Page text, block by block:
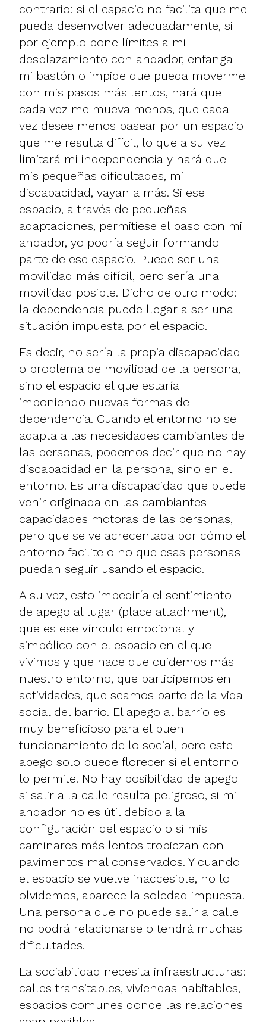
contrario: si el espacio no facilita que me
pueda desenvolver adecuadamente, si
por ejemplo pone límites a mi
desplazamiento con andador, enfanga
mi bastón o impide que pueda moverme
con mis pasos más lentos, hará que
cada vez me mueva menos, que cada
vez desee menos pasear por un espacio
que me resulta difícil, lo que a su vez
limitará mi independencia y hará que
mis pequeñas dificultades, mi
discapacidad, vayan a más. Si ese
espacio, a través de pequeñas
adaptaciones, permitiese el paso con mi
andador, yo podría seguir formando
parte de ese espacio. Puede ser una
movilidad más difícil, pero sería una
movilidad posible. Dicho de otro modo:
la dependencia puede llegar a ser una
situación impuesta por el espacio.
Es decir, no sería la propia discapacidad
o problema de movilidad de la persona,
sino el espacio el que estaría
imponiendo nuevas formas de
dependencia. Cuando el entorno no se
adapta a las necesidades cambiantes de
las personas, podemos decir que no hay
discapacidad en la persona, sino en el
entorno. Es una discapacidad que puede
venir originada en las cambiantes
capacidades motoras de las personas,
pero que se ve acrecentada por cómo el
entorno facilite o no que esas personas
puedan seguir usando el espacio.
A su vez, esto impediría el sentimiento
de apego al lugar (place attachment),
que es ese vínculo emocional y
simbólico con el espacio en el que
vivimos y que hace que cuidemos más
nuestro entorno, que participemos en
actividades, que seamos parte de la vida
social del barrio. El apego al barrio es
muy beneficioso para el buen
funcionamiento de lo social, pero este
apego solo puede florecer si el entorno
lo permite. No hay posibilidad de apego
si salir a la calle resulta peligroso, si mi
andador no es útil debido a la
configuración del espacio o si mis
caminares más lentos tropiezan con
pavimentos mal conservados. Y cuando
el espacio se vuelve inaccesible, no lo
olvidemos, aparece la soledad impuesta.
Una persona que no puede salir a calle
no podrá relacionarse o tendrá muchas
dificultades.
La sociabilidad necesita infraestructuras:
calles transitables, viviendas habitables,
espacios comunes donde las relaciones